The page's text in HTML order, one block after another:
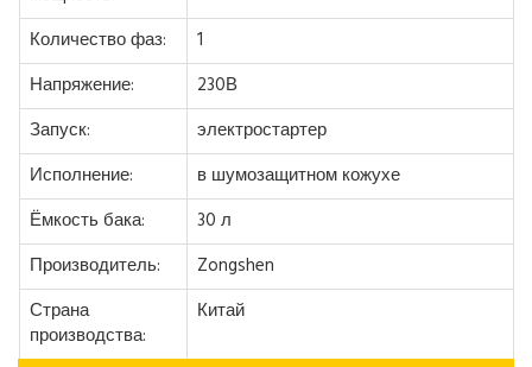
Количество фаз:
1
Напряжение:
230В
Запуск:
электростартер
Исполнение:
в шумозащитном кожухе
Ёмкость бака:
30 л
Производитель:
Zongshen
Страна
производства:
Китай